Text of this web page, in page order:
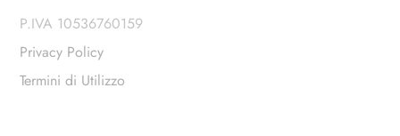
P.IVA 10536760159
Privacy Policy
Termini di Utilizzo